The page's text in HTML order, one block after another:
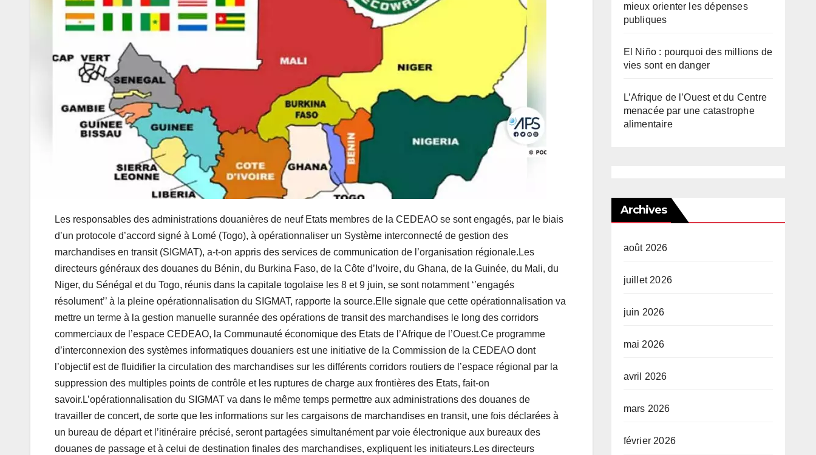
Les responsables des administrations douanières de neuf Etats membres de la CEDEAO se sont engagés, par le biais
d’un protocole d’accord signé à Lomé (Togo), à opérationnaliser un Système interconnecté de gestion des
marchandises en transit (SIGMAT), a-t-on appris des services de communication de l’organisation régionale.Les
directeurs généraux des douanes du Bénin, du Burkina Faso, de la Côte d’Ivoire, du Ghana, de la Guinée, du Mali, du
Niger, du Sénégal et du Togo, réunis dans la capitale togolaise les 8 et 9 juin, se sont notamment ‘’engagés
résolument’’ à la pleine opérationnalisation du SIGMAT, rapporte la source.Elle signale que cette opérationnalisation va
mettre un terme à la gestion manuelle surannée des opérations de transit des marchandises le long des corridors
commerciaux de l’espace CEDEAO, la Communauté économique des Etats de l’Afrique de l’Ouest.Ce programme
d’interconnexion des systèmes informatiques douaniers est une initiative de la Commission de la CEDEAO dont
l’objectif est de fluidifier la circulation des marchandises sur les différents corridors routiers de l’espace régional par la
suppression des multiples points de contrôle et les ruptures de charge aux frontières des Etats, fait-on
savoir.L’opérationnalisation du SIGMAT va dans le même temps permettre aux administrations des douanes de
travailler de concert, de sorte que les informations sur les cargaisons de marchandises en transit, une fois déclarées à
un bureau de départ et l’itinéraire précisé, seront partagées simultanément par voie électronique aux bureaux des
douanes de passage et à celui de destination finales des marchandises, expliquent les initiateurs.Les directeurs
mieux orienter les dépenses
publiques
El Niño : pourquoi des millions de
vies sont en danger
L’Afrique de l’Ouest et du Centre
menacée par une catastrophe
alimentaire
Archives
août 2026
juillet 2026
juin 2026
mai 2026
avril 2026
mars 2026
février 2026